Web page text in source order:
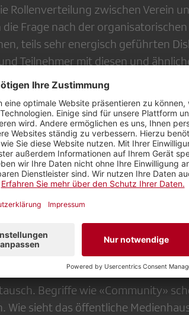
Rollenverteilung zwischen Verein
Frage nach der
teils sehr energisch geführten
Teilnehmer mit diesen und
das Spannungsfeld zwischen der
wird und einem
verschiebt und daher geografisch
oder Publikum?
verändert sich das Verhältnis
wurde daher auch an zentralen
implizieren, die
sind unterdessen viel näher
Begriffe wie «Community»
Wie sieht das öffentliche